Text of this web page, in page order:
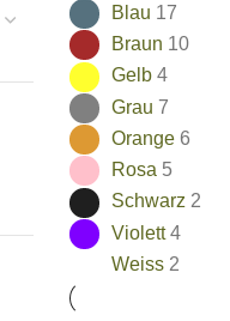
Blau 17
Braun 10
Gelb 4
Grau 7
Orange 6
Rosa 5
Schwarz 2
Violett 4
Weiss 2